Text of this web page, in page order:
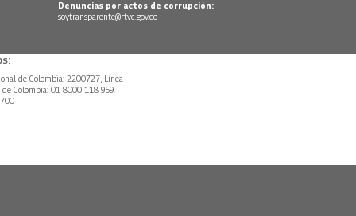
Denuncias por actos de corrupción:
soytransparente@rtvc.gov.co
de Colombia: 2200727, Línea
Colombia: 01 8000 118 959.